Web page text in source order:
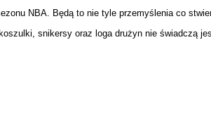
NBA. Będą to nie tyle przemyślenia co
snikersy oraz loga drużyn nie świadczą